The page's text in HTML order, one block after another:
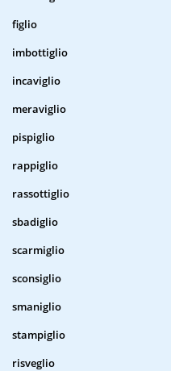
figlio
imbottiglio
incaviglio
meraviglio
pispiglio
rappiglio
rassottiglio
sbadiglio
scarmiglio
sconsiglio
smaniglio
stampiglio
risveglio